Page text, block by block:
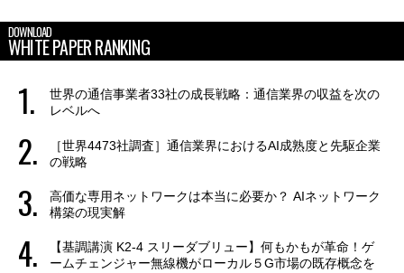
DOWNLOAD
WHITE PAPER RANKING
世界の通信事業者33社の成長戦略：通信業界の収益を次の
レベルへ
［世界4473社調査］通信業界におけるAI成熟度と先駆企業
の戦略
高価な専用ネットワークは本当に必要か？ AIネットワーク
構築の現実解
【基調講演 K2-4 スリーダブリュー】何もかもが革命！ゲ
ームチェンジャー無線機がローカル５G市場の既存概念を